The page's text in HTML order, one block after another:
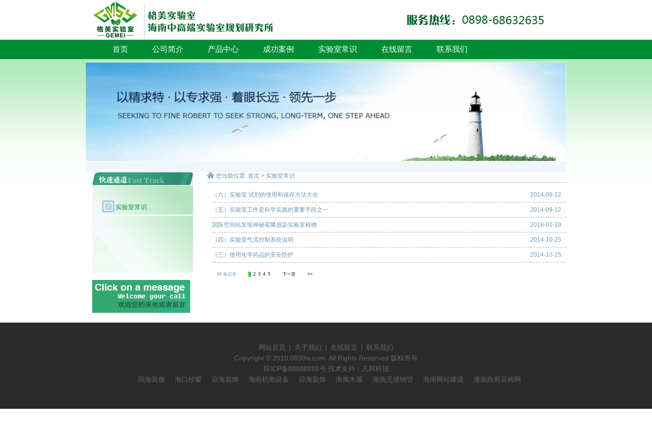
首页 公司简介 产品中心 成功案例 实验室常识 在线留言 联系我们
实验室常识
您当前位置: 首页 > 实验室常识
（六）实验室 试剂的使用和保存方法大全 2014-09-12
（五）实验室工作是科学实践的重要手段之一 2014-09-12
国际空间站发现神秘霉菌感染实验室植物 2016-01-19
（四）实验室气流控制系统说明 2014-10-25
（三）使用化学药品的安全防护 2014-10-25
98 条记录 1 2 3 4 5 下一页 >>
网站首页 | 关于我们 | 在线留言 | 联系我们
Copyright © 2010 0898w.com. All Rights Reserved 版权所有
琼ICP备88888888号 技术支持：凡邦科技
琼海装修
海口纱窗 琼海装饰 海南机电设备 琼海装饰 海南木屋 海南无缝钢管 海南网站建设 海南政府采购网